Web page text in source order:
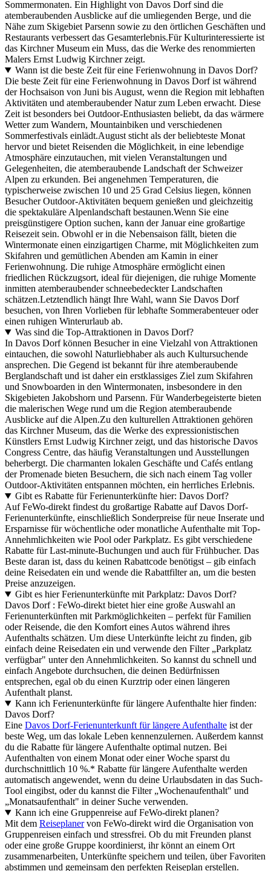
Sommermonaten. Ein Highlight von Davos Dorf sind die
atemberaubenden Ausblicke auf die umliegenden Berge, und die
Nähe zum Skigebiet Parsenn sowie zu den örtlichen Geschäften und
Restaurants verbessert das Gesamterlebnis.Für Kulturinteressierte ist
das Kirchner Museum ein Muss, das die Werke des renommierten
Malers Ernst Ludwig Kirchner zeigt.
Wann ist die beste Zeit für eine Ferienwohnung in Davos Dorf?
Die beste Zeit für eine Ferienwohnung in Davos Dorf ist während
der Hochsaison von Juni bis August, wenn die Region mit lebhaften
Aktivitäten und atemberaubender Natur zum Leben erwacht. Diese
Zeit ist besonders bei Outdoor-Enthusiasten beliebt, da das wärmere
Wetter zum Wandern, Mountainbiken und verschiedenen
Sommerfestivals einlädt.August sticht als der beliebteste Monat
hervor und bietet Reisenden die Möglichkeit, in eine lebendige
Atmosphäre einzutauchen, mit vielen Veranstaltungen und
Gelegenheiten, die atemberaubende Landschaft der Schweizer
Alpen zu erkunden. Bei angenehmen Temperaturen, die
typischerweise zwischen 10 und 25 Grad Celsius liegen, können
Besucher Outdoor-Aktivitäten bequem genießen und gleichzeitig
die spektakuläre Alpenlandschaft bestaunen.Wenn Sie eine
preisgünstigere Option suchen, kann der Januar eine großartige
Reisezeit sein. Obwohl er in die Nebensaison fällt, bieten die
Wintermonate einen einzigartigen Charme, mit Möglichkeiten zum
Skifahren und gemütlichen Abenden am Kamin in einer
Ferienwohnung. Die ruhige Atmosphäre ermöglicht einen
friedlichen Rückzugsort, ideal für diejenigen, die ruhige Momente
inmitten atemberaubender schneebedeckter Landschaften
schätzen.Letztendlich hängt Ihre Wahl, wann Sie Davos Dorf
besuchen, von Ihren Vorlieben für lebhafte Sommerabenteuer oder
einen ruhigen Winterurlaub ab.
Was sind die Top-Attraktionen in Davos Dorf?
In Davos Dorf können Besucher in eine Vielzahl von Attraktionen
eintauchen, die sowohl Naturliebhaber als auch Kultursuchende
ansprechen. Die Gegend ist bekannt für ihre atemberaubende
Berglandschaft und ist daher ein erstklassiges Ziel zum Skifahren
und Snowboarden in den Wintermonaten, insbesondere in den
Skigebieten Jakobshorn und Parsenn. Für Wanderbegeisterte bieten
die malerischen Wege rund um die Region atemberaubende
Ausblicke auf die Alpen.Zu den kulturellen Attraktionen gehören
das Kirchner Museum, das die Werke des expressionistischen
Künstlers Ernst Ludwig Kirchner zeigt, und das historische Davos
Congress Centre, das häufig Veranstaltungen und Ausstellungen
beherbergt. Die charmanten lokalen Geschäfte und Cafés entlang
der Promenade bieten Besuchern, die sich nach einem Tag voller
Outdoor-Aktivitäten entspannen möchten, ein herrliches Erlebnis.
Gibt es Rabatte für Ferienunterkünfte hier: Davos Dorf?
Auf FeWo-direkt findest du großartige Rabatte auf Davos Dorf-
Ferienunterkünfte, einschließlich Sonderpreise für neue Inserate und
Ersparnisse für wöchentliche oder monatliche Aufenthalte mit Top-
Annehmlichkeiten wie Pool oder Parkplatz. Es gibt verschiedene
Rabatte für Last-minute-Buchungen und auch für Frühbucher. Das
Beste daran ist, dass du keinen Rabattcode benötigst – gib einfach
deine Reisedaten ein und wende die Rabattfilter an, um die besten
Preise anzuzeigen.
Gibt es hier Ferienunterkünfte mit Parkplatz: Davos Dorf?
Davos Dorf : FeWo-direkt bietet hier eine große Auswahl an
Ferienunterkünften mit Parkmöglichkeiten – perfekt für Familien
oder Reisende, die den Komfort eines Autos während ihres
Aufenthalts schätzen. Um diese Unterkünfte leicht zu finden, gib
einfach deine Reisedaten ein und verwende den Filter „Parkplatz
verfügbar" unter den Annehmlichkeiten. So kannst du schnell und
einfach Angebote durchsuchen, die deinen Bedürfnissen
entsprechen, egal ob du einen Kurztrip oder einen längeren
Aufenthalt planst.
Kann ich Ferienunterkünfte für längere Aufenthalte hier finden:
Davos Dorf?
Eine Davos Dorf-Ferienunterkunft für längere Aufenthalte ist der
beste Weg, um das lokale Leben kennenzulernen. Außerdem kannst
du die Rabatte für längere Aufenthalte optimal nutzen. Bei
Aufenthalten von einem Monat oder einer Woche sparst du
durchschnittlich 10 %.* Rabatte für längere Aufenthalte werden
automatisch angewendet, wenn du deine Urlaubsdaten in das Such-
Tool eingibst, oder du kannst die Filter „Wochenaufenthalt" und
„Monatsaufenthalt" in deiner Suche verwenden.
Kann ich eine Gruppenreise auf FeWo-direkt planen?
Mit dem Reiseplanervon FeWo-direkt wird die Organisation von
Gruppenreisen einfach und stressfrei. Ob du mit Freunden planst
oder eine große Gruppe koordinierst, ihr könnt an einem Ort
zusammenarbeiten, Unterkünfte speichern und teilen, über Favoriten
abstimmen und gemeinsam den perfekten Reiseplan erstellen.